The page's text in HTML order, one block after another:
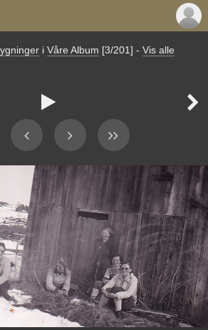
i Våre Album [3/201] - Vis alle
 